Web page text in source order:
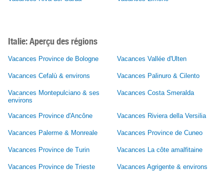
Italie: Aperçu des régions
Vacances Province de Bologne Vacances Vallée d'Ulten
Vacances Cefalù & environs Vacances Palinuro & Cilento
Vacances Montepulciano & ses
environs
Vacances Costa Smeralda
Vacances Province d'Ancône Vacances Riviera della Versilia
Vacances Palerme & Monreale Vacances Province de Cuneo
Vacances Province de Turin Vacances La côte amalfitaine
Vacances Province de Trieste Vacances Agrigente & environs